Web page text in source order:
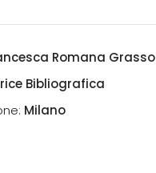
Romana Grasso
Bibliografica
Milano